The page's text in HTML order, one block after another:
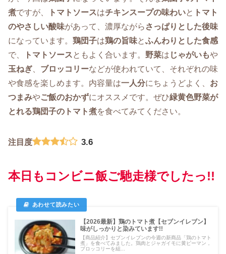
煮ですが、 トマトソースはチキンスープの味わいと トマト
のやさしい酸味があって、濃厚ながら さっぱりとした後味
になっています。 鶏団子は鶏の旨味とふんわりとした食感
で、
トマトソースともよく合います。 野菜は じゃがいもや
玉ねぎ
ブロッコリーなどが使われていて、それぞれの味
や食感を楽しめます。内容量は一人分にちょうどよく、 お
つまみやご飯のおかずにオススメです。ぜひ緑黄色野菜が
とれる鶏団子のトマト煮を食べてみてください。
注目度 3.6
本日もコンビニ飯ご馳走様でしたっ!!
【2026最新】鶏のトマト煮【セブンイレブン】
味がしっかりと染みています!!
【商品紹介】セブンイレブンの今週の新商品「鶏のトマト
煮」を食べてみました。鶏肉とジャガイモに黄ピーマン，
ブロッコリーを組...